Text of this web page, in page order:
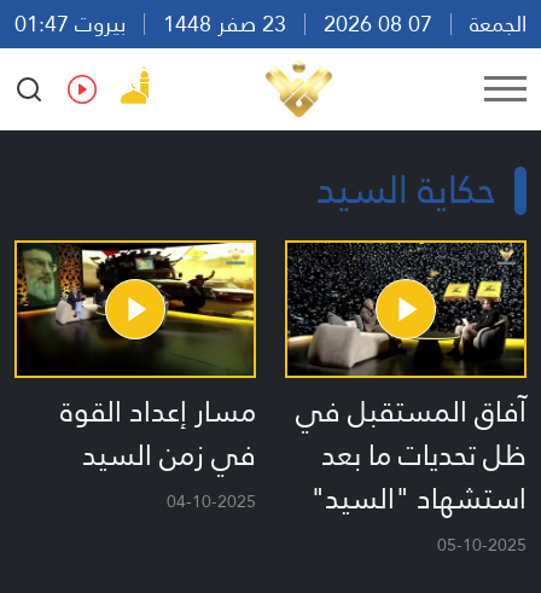
الجمعة
بيروت 01:47
Ar
En Fr Es
حكاية السيد
آفاق المستقبل في
ظل تحديات ما بعد
استشهاد "السيد"
05-10-2025
مسار إعداد القوة
في زمن السيد
04-10-2025